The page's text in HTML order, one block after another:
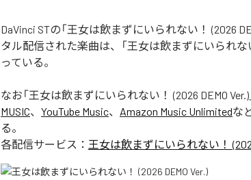
DaVinci STの「王女は飲まずにいられない！ (2026
タル配信された楽曲は、「王女は飲まずにいられな
っている。
なお「王女は飲まずにいられない！ (2026 DEMO Ver.)
MUSIC、 YouTube Music、 Amazon Music Unlimitedな
る。
各配信サービス： 王女は飲まずにいられない！